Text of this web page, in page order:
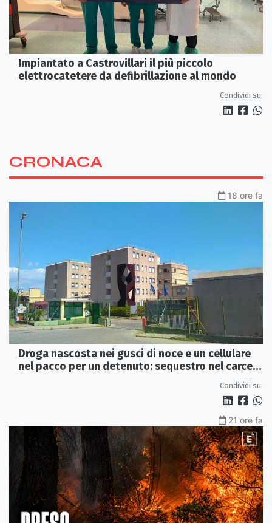
Impiantato a Castrovillari il più piccolo
elettrocatetere da defibrillazione al mondo
Condividi su:
CRONACA
18 ore fa
Droga nascosta nei gusci di noce e un cellulare
nel pacco per un detenuto: sequestro nel carcere
Condividi su:
21 ore fa